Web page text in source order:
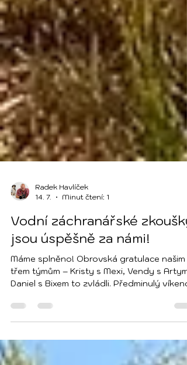
Radek Havlíček
14. 7.
Minut čtení: 1
Vodní záchranářské zkoušky
jsou úspěšně za námi!
Máme splněno! Obrovská gratulace našim
třem týmům – Kristy s Mexi, Vendy s Artym
silného větru a zimy jsme skočili rovnou do
odpoledního horka, ale všichni byli skvělí,